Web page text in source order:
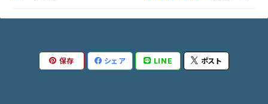
保存 シェア LINE ポスト